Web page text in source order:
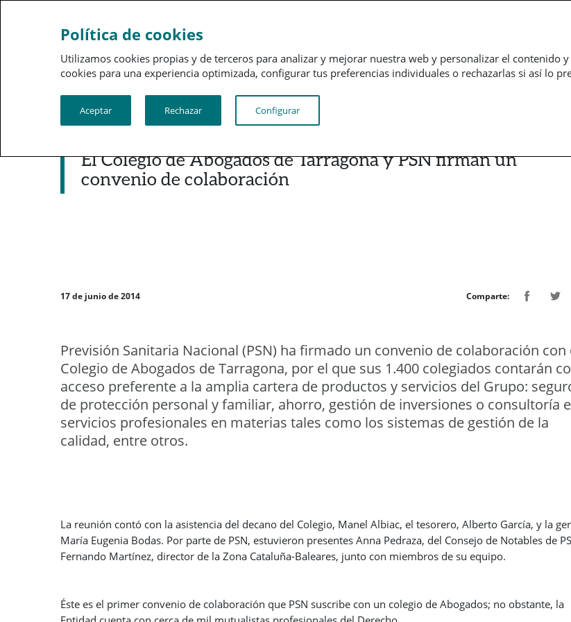
Sobre a PSN
El Colegio de Abogados de Tarragona y PSN firman un
convenio de colaboración
17 de junio de 2014 Comparte:
Previsión Sanitaria Nacional (PSN) ha firmado un convenio de colaboración con
Colegio de Abogados de Tarragona, por el que sus 1.400 colegiados contarán
acceso preferente a la amplia cartera de productos y servicios del Grupo:
de protección personal y familiar, ahorro, gestión de inversiones o consultoría
servicios profesionales en materias tales como los sistemas de gestión de la
calidad, entre otros.
La reunión contó con la asistencia del decano del Colegio, Manel Albiac, el tesorero, Alberto García, y la
María Eugenia Bodas. Por parte de PSN, estuvieron presentes Anna Pedraza, del Consejo de Notables de
Fernando Martínez, director de la Zona Cataluña-Baleares, junto con miembros de su equipo.
Éste es el primer convenio de colaboración que PSN suscribe con un colegio de Abogados; no obstante, la
Política de cookies
Utilizamos cookies propias y de terceros para analizar y mejorar nuestra web y personalizar el contenido
cookies para una experiencia optimizada, configurar tus preferencias individuales o rechazarlas si así lo
Aceptar Rechazar Configurar